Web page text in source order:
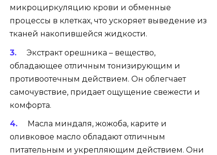
микроциркуляцию крови и обменные
процессы в клетках, что ускоряет выведение из
тканей накопившейся жидкости.
Экстракт орешника – вещество,
обладающее отличным тонизирующим и
противоотечным действием. Он облегчает
самочувствие, придает ощущение свежести и
комфорта.
Масла миндаля, жожоба, карите и
оливковое масло обладают отличным
питательным и укрепляющим действием. Они